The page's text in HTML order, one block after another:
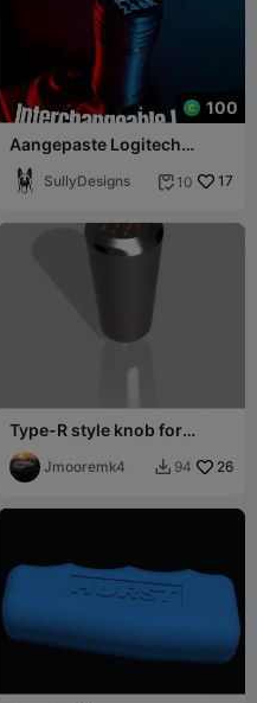
100
Aangepaste Logitech
schakelknop
SullyDesigns  10 17
Type-R style knob for
Honda
Jmooremk4  94 26